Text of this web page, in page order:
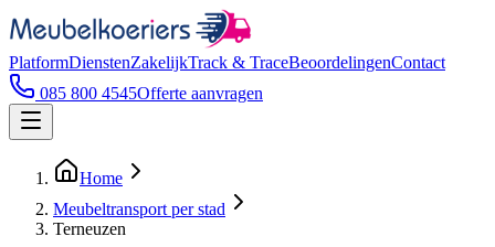
PlatformDienstenZakelijkTrack & TraceBeoordelingenContact
085 800 4545Offerte aanvragen
Home
Meubeltransport per stad
Terneuzen